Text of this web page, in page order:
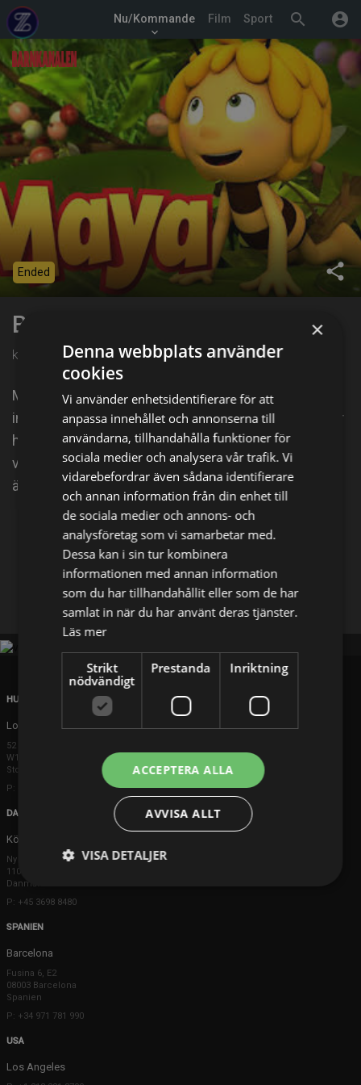
search account_circle
Nu/Kommande
keyboard_arrow_down
Film Sport
share
Ended
Biet Maya
kl. 09:30 på Barnkanalen
Maya är inte som alla andra bin - hon bor nämligen
inte i en kupa. Ängen är hennes hem och platsen där
hon upplever alla sina äventyr med sina ovanliga
vänner - och sin bästis Villy, som trots att han också
är ett bi egentligen är en riktig latmask.
HUVUDKONTOR
London
52 Brook Street
W1K 5DS London
Storbritannien
P: +44 203 608 8181
DANMARK
Köpenhamn
Ny Østergade 20
1101 København K
Danmark
P: +45 3698 8480
SPANIEN
Barcelona
Fusina 6, E2
08003 Barcelona
Spanien
P: +34 971 781 990
USA
Los Angeles
×
Denna webbplats använder
cookies
Vi använder enhetsidentifierare för att
anpassa innehållet och annonserna till
användarna, tillhandahålla funktioner för
sociala medier och analysera vår trafik. Vi
vidarebefordrar även sådana identifierare
och annan information från din enhet till
de sociala medier och annons- och
analysföretag som vi samarbetar med.
Dessa kan i sin tur kombinera
informationen med annan information
som du har tillhandahållit eller som de har
samlat in när du har använt deras tjänster.
Läs mer
Strikt
nödvändigt
Prestanda Inriktning
ACCEPTERA ALLA
AVVISA ALLT
VISA DETALJER